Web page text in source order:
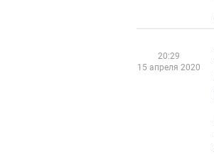
20:29
15 апреля 2020